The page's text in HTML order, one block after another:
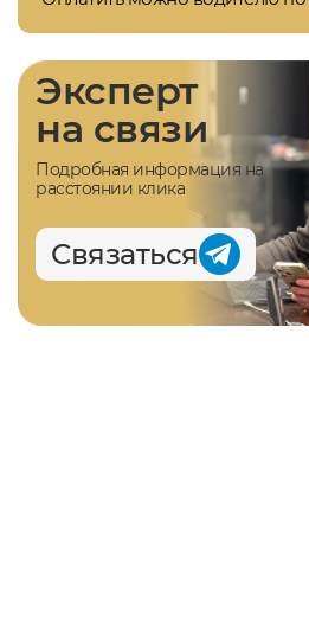
Эксперт
на связи
Подробная информация на
расстоянии клика
Связаться